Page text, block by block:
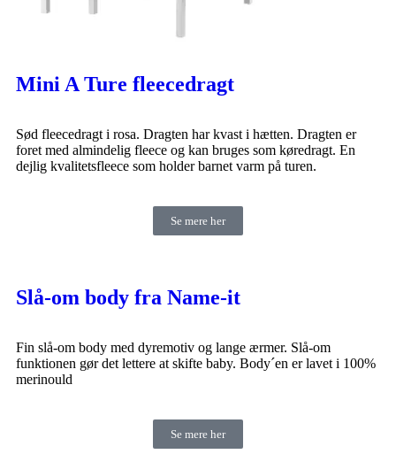
Mini A Ture fleecedragt
Sød fleecedragt i rosa. Dragten har kvast i hætten. Dragten er
foret med almindelig fleece og kan bruges som køredragt. En
dejlig kvalitetsfleece som holder barnet varm på turen.
Se mere her
Slå-om body fra Name-it
Fin slå-om body med dyremotiv og lange ærmer. Slå-om
funktionen gør det lettere at skifte baby. Body´en er lavet i 100%
merinould
Se mere her